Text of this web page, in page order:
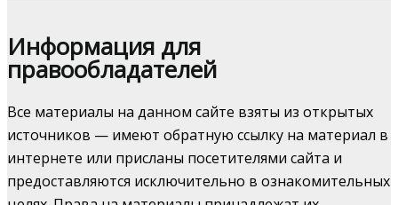
Информация для
правообладателей
Все материалы на данном сайте взяты из открытых
источников — имеют обратную ссылку на материал в
интернете или присланы посетителями сайта и
предоставляются исключительно в ознакомительных